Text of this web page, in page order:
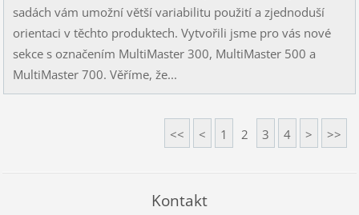
sadách vám umožní větší variabilitu použití a zjednoduší
orientaci v těchto produktech. Vytvořili jsme pro vás nové
sekce s označením MultiMaster 300, MultiMaster 500 a
MultiMaster 700. Věříme, že...
<< < 1 2 3 4 > >>
Kontakt